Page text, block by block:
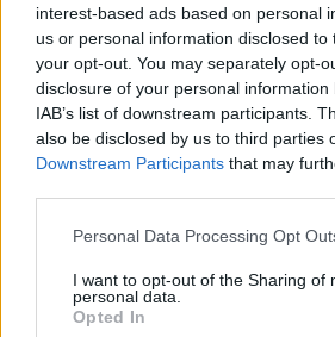
interest-based ads based on personal
us or personal information disclosed
your opt-out. You may separately opt-
disclosure of your personal
IAB’s list of downstream participants.
also be disclosed by us to third parties
Downstream Participants that may
Please note that this website/app uses
not limited to your visit or usage
grant or deny consent to Google and
use your data for below specified
Personal Data Processing Opt
I want to opt-out of the Sharing of
personal data.
Opted In
Spiró György: „Elhűlve
mennyi hülyeségre
emberiség”
Az író Széljegy című darabjának